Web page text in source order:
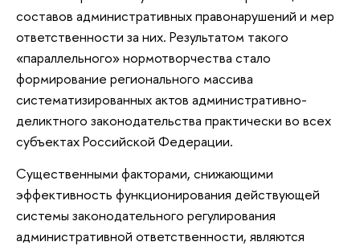
составов административных правонарушений и мер
ответственности за них. Результатом такого
«параллельного» нормотворчества стало
формирование регионального массива
систематизированных актов административно-
деликтного законодательства практически во всех
субъектах Российской Федерации.
Существенными факторами, снижающими
эффективность функционирования действующей
системы законодательного регулирования
административной ответственности, являются